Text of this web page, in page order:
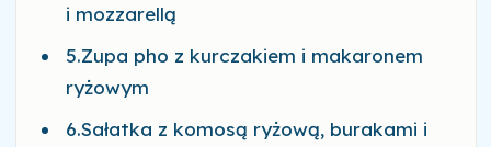
i mozzarellą
5.Zupa pho z kurczakiem i makaronem
ryżowym
6.Sałatka z komosą ryżową, burakami i